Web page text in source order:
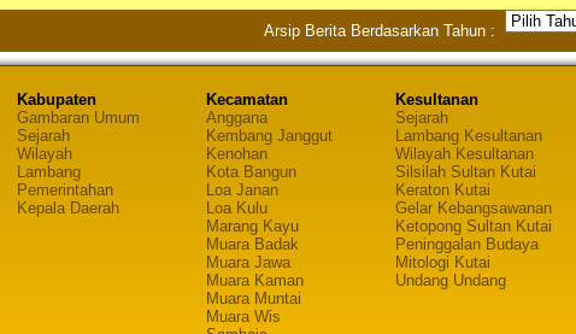
Arsip Berita Berdasarkan Tahun :
Kabupaten
Gambaran Umum
Sejarah
Wilayah
Lambang
Pemerintahan
Kepala Daerah
Kecamatan
Anggana
Kembang Janggut
Kenohan
Kota Bangun
Loa Janan
Loa Kulu
Marang Kayu
Muara Badak
Muara Jawa
Muara Kaman
Muara Muntai
Muara Wis
Kesultanan
Sejarah
Lambang Kesultanan
Wilayah Kesultanan
Silsilah Sultan Kutai
Keraton Kutai
Gelar Kebangsawanan
Ketopong Sultan Kutai
Peninggalan Budaya
Mitologi Kutai
Undang Undang